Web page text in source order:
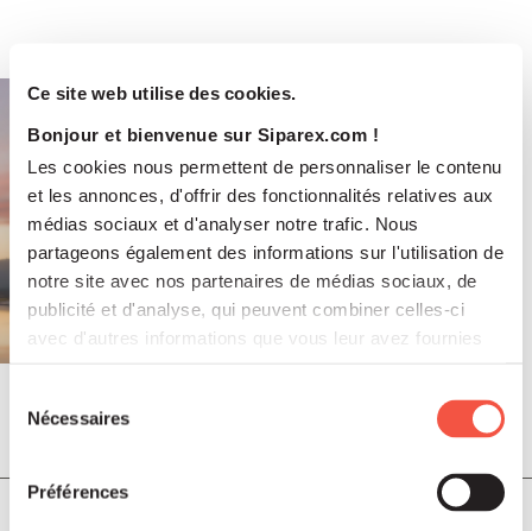
Ce site web utilise des cookies.
Bonjour et bienvenue sur Siparex.com !
Les cookies nous permettent de personnaliser le contenu
et les annonces, d'offrir des fonctionnalités relatives aux
médias sociaux et d'analyser notre trafic. Nous
partageons également des informations sur l'utilisation de
notre site avec nos partenaires de médias sociaux, de
publicité et d'analyse, qui peuvent combiner celles-ci
avec d'autres informations que vous leur avez fournies
Nécessaires
Préférences
COMMUNIQUÉS DE PRESSE
Soutenu par Siparex ETI, Winncare